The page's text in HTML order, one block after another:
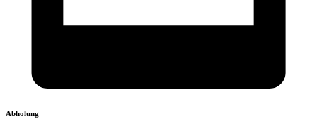
Abholung